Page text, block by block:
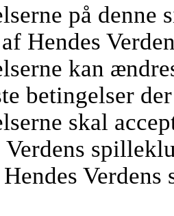
på denne
Hendes
kan
betingelser
skal
Verdens